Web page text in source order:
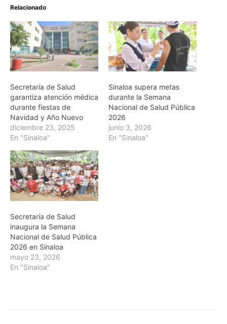
Relacionado
Secretaría de Salud
garantiza atención médica
durante fiestas de
Navidad y Año Nuevo
diciembre 23, 2025
En "Sinaloa"
Sinaloa supera metas
durante la Semana
Nacional de Salud Pública
2026
junio 3, 2026
En "Sinaloa"
Secretaría de Salud
inaugura la Semana
Nacional de Salud Pública
2026 en Sinaloa
mayo 23, 2026
En "Sinaloa"